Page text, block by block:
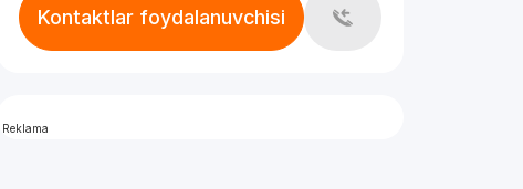
Kontaktlar foydalanuvchisi
Reklama